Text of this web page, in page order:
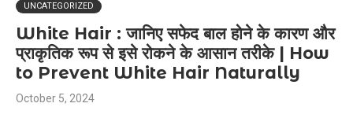
UNCATEGORIZED
White Hair : जानिए सफेद बाल होने के कारण और
प्राकृतिक रूप से इसे रोकने के आसान तरीके | How
to Prevent White Hair Naturally
October 5, 2024